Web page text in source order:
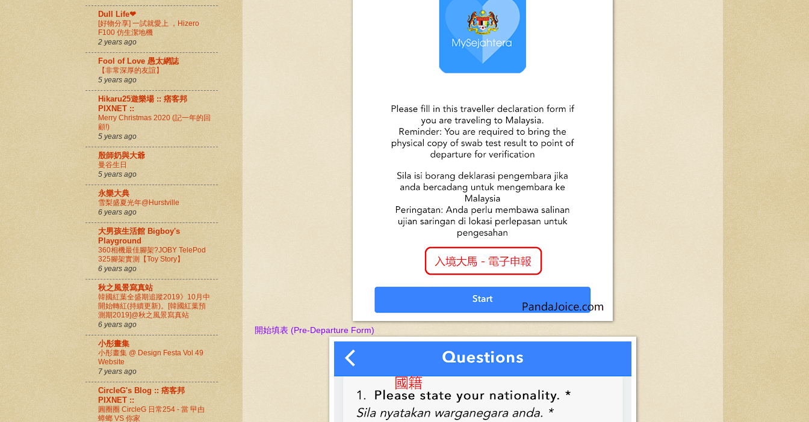
開始填表 (Pre-Departure Form)
Dull Life❤
[好物分享] 一試就愛上 ，Hizero
F100 仿生潔地機
2 years ago
Fool of Love 愚太網誌
【非常深厚的友誼】
5 years ago
Hikaru25遊樂場 :: 痞客邦
PIXNET ::
Merry Christmas 2020 (記一年的回
顧!)
5 years ago
殷師奶與大爺
曼谷生日
5 years ago
永樂大典
雪梨盛夏光年@Hurstville
6 years ago
大男孩生活館 Bigboy's
Playground
360相機最佳腳架?JOBY TelePod
325腳架實測【Toy Story】
6 years ago
秋之風景寫真站
韓國紅葉全盛期追蹤2019》10月中
開始轉紅(持續更新)。[韓國紅葉預
測期2019]@秋之風景寫真站
6 years ago
小彤畫集
小彤畫集 @ Design Festa Vol 49
Website
7 years ago
CircleG's Blog :: 痞客邦
PIXNET ::
圓圈圈 CircleG 日常254 - 當 曱甴
蟑螂 VS 你家